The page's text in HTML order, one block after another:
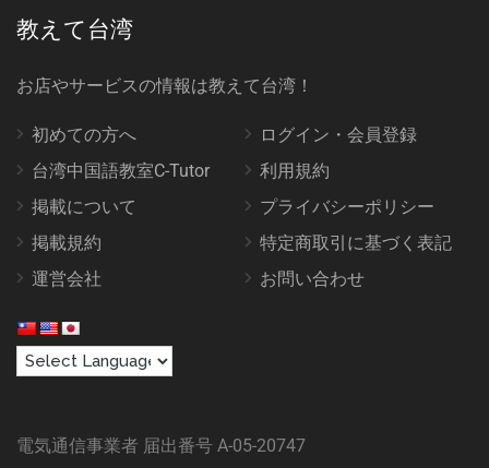
教えて台湾
お店やサービスの情報は教えて台湾！
初めての方へ
台湾中国語教室C-Tutor
掲載について
掲載規約
運営会社
ログイン・会員登録
利用規約
プライバシーポリシー
特定商取引に基づく表記
お問い合わせ
電気通信事業者 届出番号 A-05-20747